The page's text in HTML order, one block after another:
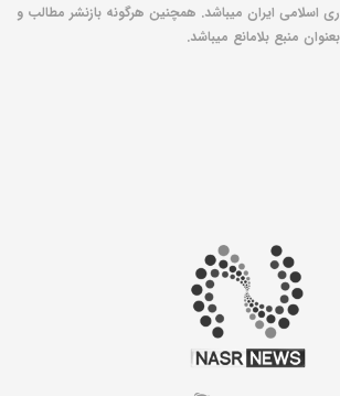
اسلامی ایران میباشد. همچنین هرگونه بازنشر مطالب و
منبع بلامانع میباشد.